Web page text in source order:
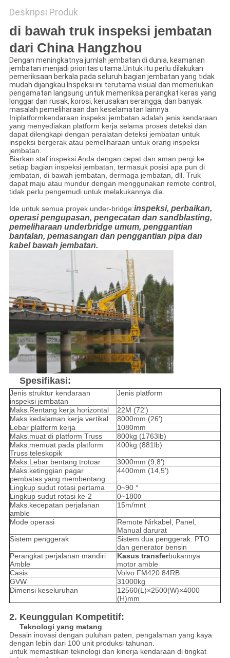
Deskripsi Produk
di bawah truk inspeksi jembatan
dari China Hangzhou
Dengan meningkatnya jumlah jembatan di dunia, keamanan
jembatan menjadi prioritas utama.Untuk itu perlu dilakukan
pemeriksaan berkala pada seluruh bagian jembatan yang tidak
mudah dijangkau.Inspeksi ini terutama visual dan memerlukan
pengamatan langsung untuk memeriksa perangkat keras yang
longgar dan rusak, korosi, kerusakan serangga, dan banyak
masalah pemeliharaan dan keselamatan lainnya.
Iniplatformkendaraan inspeksi jembatan adalah jenis kendaraan
yang menyediakan platform kerja selama proses deteksi dan
dapat dilengkapi dengan peralatan deteksi jembatan untuk
inspeksi bergerak atau pemeliharaan untuk orang inspeksi
jembatan.
Biarkan staf inspeksi Anda dengan cepat dan aman pergi ke
setiap bagian inspeksi jembatan, termasuk posisi apa pun di
jembatan, di bawah jembatan, dermaga jembatan, dll. Truk
dapat maju atau mundur dengan menggunakan remote control,
tidak perlu pengemudi untuk melakukannya dia.
Ide untuk semua proyek under-bridge:inspeksi, perbaikan,
operasi pengupasan, pengecatan dan sandblasting,
pemeliharaan underbridge umum, penggantian
bantalan, pemasangan dan penggantian pipa dan
kabel bawah jembatan.
Spesifikasi:
Jenis struktur kendaraan
inspeksi jembatan
Jenis platform
Maks.Rentang kerja horizontal
22M (72')
Maks.kedalaman kerja vertikal
8000mm (26')
Lebar platform kerja
1080mm
Maks.muat di platform Truss
800kg (1763lb)
Maks.memuat pada platform
Truss teleskopik
400kg (881lb)
Maks.Lebar bentang trotoar
3000mm (9,8')
Maks.ketinggian pagar
pembatas yang membentang
4400mm (14,5')
Lingkup sudut rotasi pertama
0~90 °
Lingkup sudut rotasi ke-2
0~1800
Maks.kecepatan perjalanan
amble
15m/mnt
Mode operasi
Remote Nirkabel, Panel,
Manual darurat
Sistem penggerak
Sistem dua penggerak: PTO
dan generator bensin
Perangkat perjalanan mandiri
Amble
Kasus transferbukannya
motor amble
Casis
Volvo FM420 84RB
GVW
31000kg
Dimensi keseluruhan
12560(L)×2500(W)×4000
(H)mm
2. Keunggulan Kompetitif:
Teknologi yang matang
Desain inovasi dengan puluhan paten, pengalaman yang kaya
dengan lebih dari 100 unit produksi tahunan.
untuk memastikan teknologi dan kinerja kendaraan di tingkat